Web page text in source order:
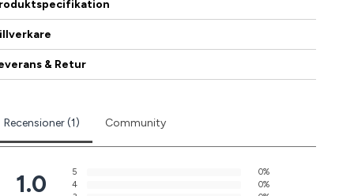
& Retur
Recensioner (1) Community
1.0 5
0%
4
0%